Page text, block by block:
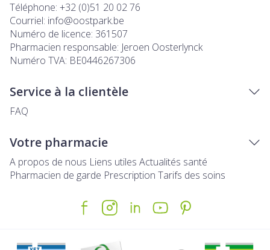
Téléphone: +32 (0)51 20 02 76
Courriel: info@oostpark.be
Numéro de licence: 361507
Pharmacien responsable: Jeroen Oosterlynck
Numéro TVA: BE0446267306
Service à la clientèle
FAQ
Votre pharmacie
A propos de nous Liens utiles Actualités santé
Pharmacien de garde Prescription Tarifs des soins